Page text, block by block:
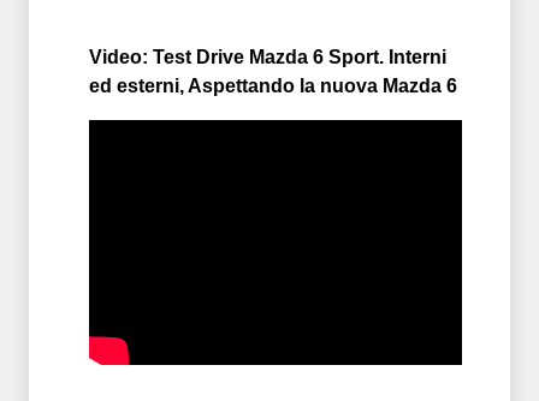
Video: Test Drive Mazda 6 Sport. Interni
ed esterni, Aspettando la nuova Mazda 6